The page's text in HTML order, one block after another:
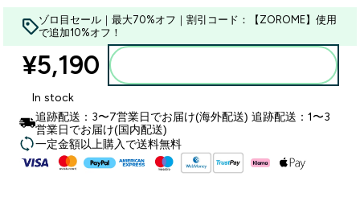
ゾロ目セール｜最大70%オフ｜割引コード：【ZOROME】使用
で追加10%オフ！
¥5,190‎
In stock
追跡配送：3〜7営業日でお届け(海外配送) 追跡配送：1〜3
営業日でお届け(国内配送)
一定金額以上購入で送料無料